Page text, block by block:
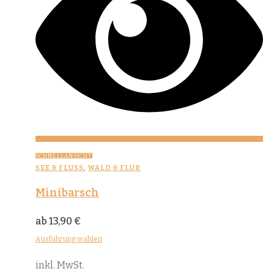
SCHNELLANSICHT
SEE & FLUSS, WALD & FLUR
Minibarsch
ab 13,90 €
Ausführung wählen
inkl. MwSt.